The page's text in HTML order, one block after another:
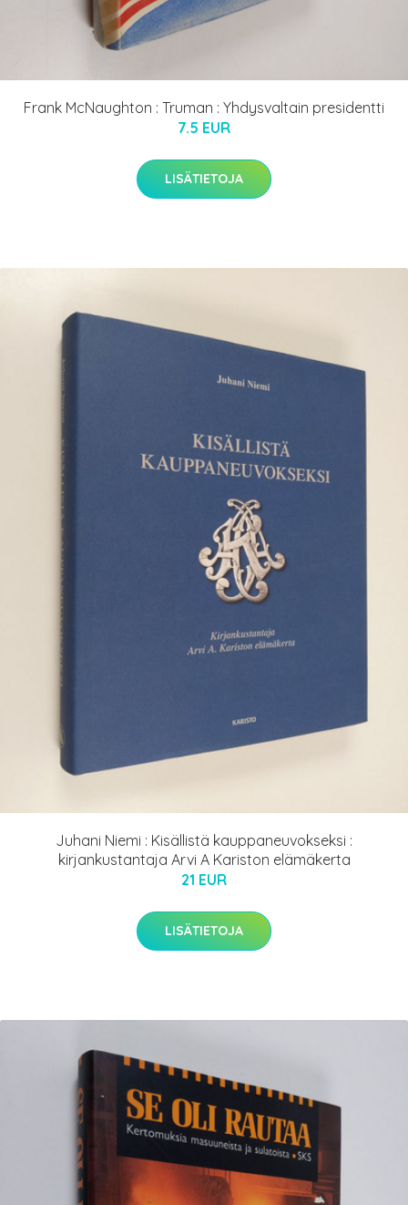
Frank McNaughton : Truman : Yhdysvaltain presidentti
7.5 EUR
LISÄTIETOJA
Juhani Niemi : Kisällistä kauppaneuvokseksi :
kirjankustantaja Arvi A Kariston elämäkerta
21 EUR
LISÄTIETOJA